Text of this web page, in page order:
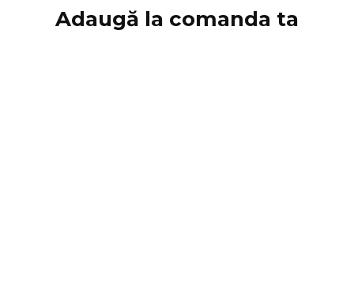
Adaugă la comanda ta